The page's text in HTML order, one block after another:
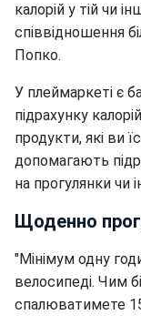
калорій у тій чи
співвідношення
Попко.
У плеймаркеті є
підрахунку
продукти, які ви
допомагають
на прогулянки чи
Щоденно
"Мінімум одну
велосипеді. Чим
спалюватимете